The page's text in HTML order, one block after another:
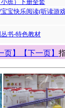
班）下册全套
宝快乐阅读(听读游
书-特色教材
页】 【下一页】